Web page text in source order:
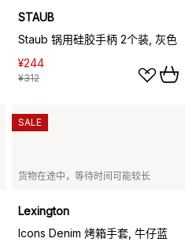
STAUB
Staub 锅用硅胶手柄 2个装, 灰色
¥244
¥312
货物在途中，等待时间可能较长
Lexington
Icons Denim 烤箱手套, 牛仔蓝
SALE